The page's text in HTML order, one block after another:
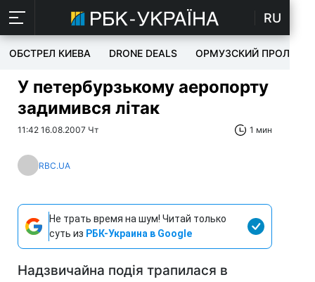
RU
ОБСТРЕЛ КИЕВА DRONE DEALS ОРМУЗСКИЙ ПРОЛИВ
У петербурзькому аеропорту
задимився літак
11:42 16.08.2007 Чт 1 мин
RBC.UA
Не трать время на шум! Читай только
суть из РБК-Украина в Google
Надзвичайна подія трапилася в